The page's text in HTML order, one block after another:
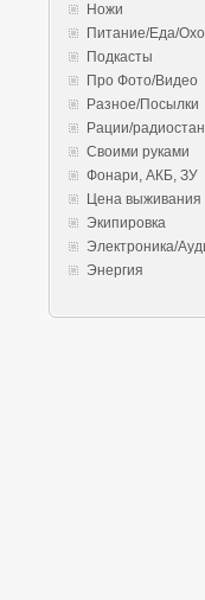
Ножи
Питание/Еда/
Подкасты
Про Фото/Видео
Разное/Посылки
Рации/
Своими руками
Фонари, АКБ, ЗУ
Цена выживания
Экипировка
Электроника/
Энергия